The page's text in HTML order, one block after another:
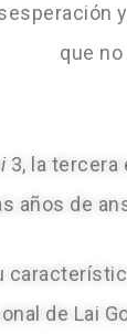
que
3, la
años de
de Lai